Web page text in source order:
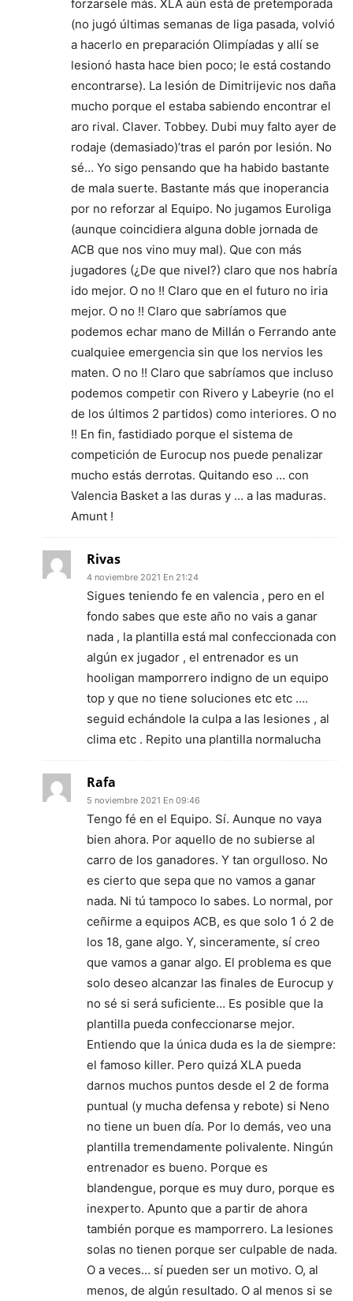
forzarsele más. XLA aún está de pretemporada
(no jugó últimas semanas de liga pasada, volvió
a hacerlo en preparación Olimpíadas y allí se
lesionó hasta hace bien poco; le está costando
encontrarse). La lesión de Dimitrijevic nos daña
mucho porque el estaba sabiendo encontrar el
aro rival. Claver. Tobbey. Dubi muy falto ayer de
rodaje (demasiado)’tras el parón por lesión. No
sé… Yo sigo pensando que ha habido bastante
de mala suerte. Bastante más que inoperancia
por no reforzar al Equipo. No jugamos Euroliga
(aunque coincidiera alguna doble jornada de
ACB que nos vino muy mal). Que con más
jugadores (¿De que nivel?) claro que nos habría
ido mejor. O no !! Claro que en el futuro no iria
mejor. O no !! Claro que sabríamos que
podemos echar mano de Millán o Ferrando ante
cualquiee emergencia sin que los nervios les
maten. O no !! Claro que sabríamos que incluso
podemos competir con Rivero y Labeyrie (no el
de los últimos 2 partidos) como interiores. O no
!! En fin, fastidiado porque el sistema de
competición de Eurocup nos puede penalizar
mucho estás derrotas. Quitando eso … con
Valencia Basket a las duras y … a las maduras.
Amunt !
Rivas
4 noviembre 2021 En 21:24
Sigues teniendo fe en valencia , pero en el
fondo sabes que este año no vais a ganar
nada , la plantilla está mal confeccionada con
algún ex jugador , el entrenador es un
hooligan mamporrero indigno de un equipo
top y que no tiene soluciones etc etc ….
seguid echándole la culpa a las lesiones , al
clima etc . Repito una plantilla normalucha
Rafa
5 noviembre 2021 En 09:46
Tengo fé en el Equipo. Sí. Aunque no vaya
bien ahora. Por aquello de no subierse al
carro de los ganadores. Y tan orgulloso. No
es cierto que sepa que no vamos a ganar
nada. Ni tú tampoco lo sabes. Lo normal, por
ceñirme a equipos ACB, es que solo 1 ó 2 de
los 18, gane algo. Y, sinceramente, sí creo
que vamos a ganar algo. El problema es que
solo deseo alcanzar las finales de Eurocup y
no sé si será suficiente… Es posible que la
plantilla pueda confeccionarse mejor.
Entiendo que la única duda es la de siempre:
el famoso killer. Pero quizá XLA pueda
darnos muchos puntos desde el 2 de forma
puntual (y mucha defensa y rebote) si Neno
no tiene un buen día. Por lo demás, veo una
plantilla tremendamente polivalente. Ningún
entrenador es bueno. Porque es
blandengue, porque es muy duro, porque es
inexperto. Apunto que a partir de ahora
también porque es mamporrero. La lesiones
solas no tienen porque ser culpable de nada.
O a veces… sí pueden ser un motivo. O, al
menos, de algún resultado. O al menos si se